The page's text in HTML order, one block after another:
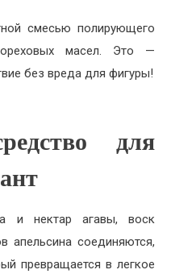
смесью полирующего
масел. Это —
без вреда для фигуры!
для
и нектар агавы, воск
апельсина соединяются,
превращается в легкое